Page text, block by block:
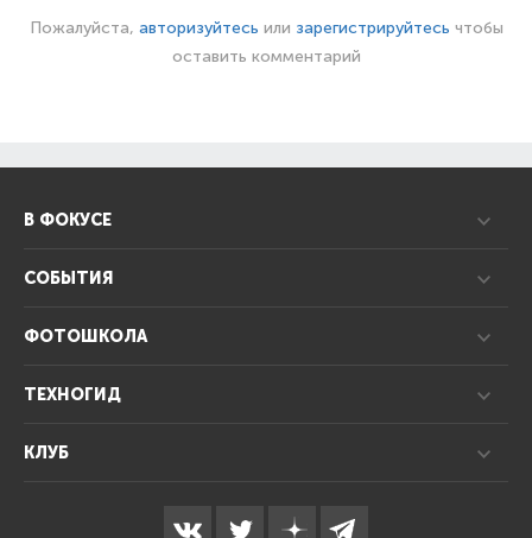
Пожалуйста, авторизуйтесь или зарегистрируйтесь чтобы
оставить комментарий
В ФОКУСЕ
СОБЫТИЯ
ФОТОШКОЛА
ТЕХНОГИД
КЛУБ